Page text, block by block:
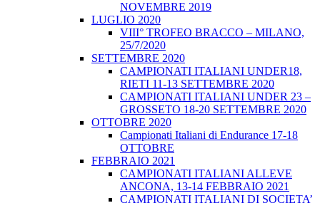
NOVEMBRE 2019
LUGLIO 2020
VIII° TROFEO BRACCO – MILANO,
25/7/2020
SETTEMBRE 2020
CAMPIONATI ITALIANI UNDER18,
RIETI 11-13 SETTEMBRE 2020
CAMPIONATI ITALIANI UNDER 23 –
GROSSETO 18-20 SETTEMBRE 2020
OTTOBRE 2020
Campionati Italiani di Endurance 17-18
OTTOBRE
FEBBRAIO 2021
CAMPIONATI ITALIANI ALLEVE
ANCONA, 13-14 FEBBRAIO 2021
CAMPIONATI ITALIANI DI SOCIETA’